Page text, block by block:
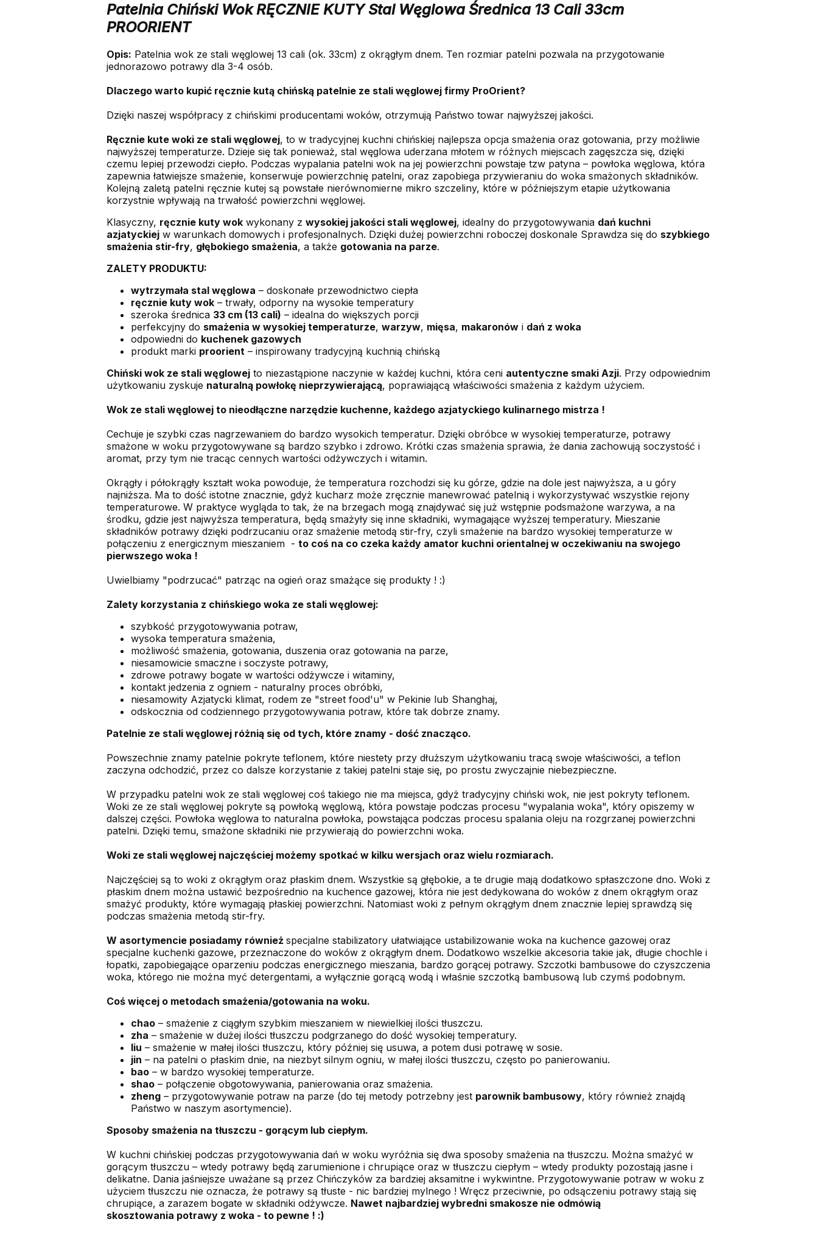
Patelnia Chiński Wok RĘCZNIE KUTY Stal Węglowa Średnica 13 Cali 33cm
PROORIENT
Opis: Patelnia wok ze stali węglowej 13 cali (ok. 33cm) z okrągłym dnem. Ten rozmiar patelni pozwala na przygotowanie
jednorazowo potrawy dla 3-4 osób.
Dlaczego warto kupić ręcznie kutą chińską patelnie ze stali węglowej firmy ProOrient?
Dzięki naszej współpracy z chińskimi producentami woków, otrzymują Państwo towar najwyższej jakości.
Ręcznie kute woki ze stali węglowej, to w tradycyjnej kuchni chińskiej najlepsza opcja smażenia oraz gotowania, przy możliwie
najwyższej temperaturze. Dzieje się tak ponieważ, stal węglowa uderzana młotem w różnych miejscach zagęszcza się, dzięki
czemu lepiej przewodzi ciepło. Podczas wypalania patelni wok na jej powierzchni powstaje tzw patyna – powłoka węglowa, która
zapewnia łatwiejsze smażenie, konserwuje powierzchnię patelni, oraz zapobiega przywieraniu do woka smażonych składników.
Kolejną zaletą patelni ręcznie kutej są powstałe nierównomierne mikro szczeliny, które w późniejszym etapie użytkowania
korzystnie wpływają na trwałość powierzchni węglowej.
Klasyczny, ręcznie kuty wokwykonany z wysokiej jakości stali węglowej, idealny do przygotowywania dań kuchni
azjatyckiejw warunkach domowych i profesjonalnych. Dzięki dużej powierzchni roboczej doskonale Sprawdza się do szybkiego
smażenia stir-fry, głębokiego smażenia, a także gotowania na parze.
ZALETY PRODUKTU:
wytrzymała stal węglowa – doskonałe przewodnictwo ciepła
ręcznie kuty wok– trwały, odporny na wysokie temperatury
szeroka średnica 33 cm (13 cali) – idealna do większych porcji
perfekcyjny do smażenia w wysokiej temperaturze, warzyw, mięsa, makaronówi dań z woka
odpowiedni do kuchenek gazowych
produkt marki proorient– inspirowany tradycyjną kuchnią chińską
Chiński wok ze stali węglowejto niezastąpione naczynie w każdej kuchni, która ceni autentyczne smaki Azji. Przy odpowiednim
użytkowaniu zyskuje naturalną powłokę nieprzywierającą, poprawiającą właściwości smażenia z każdym użyciem.
Wok ze stali węglowej to nieodłączne narzędzie kuchenne, każdego azjatyckiego kulinarnego mistrza !
Cechuje je szybki czas nagrzewaniem do bardzo wysokich temperatur. Dzięki obróbce w wysokiej temperaturze, potrawy
smażone w woku przygotowywane są bardzo szybko i zdrowo. Krótki czas smażenia sprawia, że dania zachowują soczystość i
aromat, przy tym nie tracąc cennych wartości odżywczych i witamin.
Okrągły i półokrągły kształt woka powoduje, że temperatura rozchodzi się ku górze, gdzie na dole jest najwyższa, a u góry
najniższa. Ma to dość istotne znacznie, gdyż kucharz może zręcznie manewrować patelnią i wykorzystywać wszystkie rejony
temperaturowe. W praktyce wygląda to tak, że na brzegach mogą znajdywać się już wstępnie podsmażone warzywa, a na
środku, gdzie jest najwyższa temperatura, będą smażyły się inne składniki, wymagające wyższej temperatury. Mieszanie
składników potrawy dzięki podrzucaniu oraz smażenie metodą stir-fry, czyli smażenie na bardzo wysokiej temperaturze w
połączeniu z energicznym mieszaniem - to coś na co czeka każdy amator kuchni orientalnej w oczekiwaniu na swojego
pierwszego woka !
Uwielbiamy "podrzucać" patrząc na ogień oraz smażące się produkty ! :)
Zalety korzystania z chińskiego woka ze stali węglowej:
szybkość przygotowywania potraw,
wysoka temperatura smażenia,
możliwość smażenia, gotowania, duszenia oraz gotowania na parze,
niesamowicie smaczne i soczyste potrawy,
zdrowe potrawy bogate w wartości odżywcze i witaminy,
kontakt jedzenia z ogniem - naturalny proces obróbki,
niesamowity Azjatycki klimat, rodem ze "street food'u" w Pekinie lub Shanghaj,
odskocznia od codziennego przygotowywania potraw, które tak dobrze znamy.
Patelnie ze stali węglowej różnią się od tych, które znamy - dość znacząco.
Powszechnie znamy patelnie pokryte teflonem, które niestety przy dłuższym użytkowaniu tracą swoje właściwości, a teflon
zaczyna odchodzić, przez co dalsze korzystanie z takiej patelni staje się, po prostu zwyczajnie niebezpieczne.
W przypadku patelni wok ze stali węglowej coś takiego nie ma miejsca, gdyż tradycyjny chiński wok, nie jest pokryty teflonem.
Woki ze ze stali węglowej pokryte są powłoką węglową, która powstaje podczas procesu "wypalania woka", który opiszemy w
dalszej części. Powłoka węglowa to naturalna powłoka, powstająca podczas procesu spalania oleju na rozgrzanej powierzchni
patelni. Dzięki temu, smażone składniki nie przywierają do powierzchni woka.
Woki ze stali węglowej najczęściej możemy spotkać w kilku wersjach oraz wielu rozmiarach.
Najczęściej są to woki z okrągłym oraz płaskim dnem. Wszystkie są głębokie, a te drugie mają dodatkowo spłaszczone dno. Woki z
płaskim dnem można ustawić bezpośrednio na kuchence gazowej, która nie jest dedykowana do woków z dnem okrągłym oraz
smażyć produkty, które wymagają płaskiej powierzchni. Natomiast woki z pełnym okrągłym dnem znacznie lepiej sprawdzą się
podczas smażenia metodą stir-fry.
W asortymencie posiadamy również specjalne stabilizatory ułatwiające ustabilizowanie woka na kuchence gazowej oraz
specjalne kuchenki gazowe, przeznaczone do woków z okrągłym dnem. Dodatkowo wszelkie akcesoria takie jak, długie chochle i
łopatki, zapobiegające oparzeniu podczas energicznego mieszania, bardzo gorącej potrawy. Szczotki bambusowe do czyszczenia
woka, którego nie można myć detergentami, a wyłącznie gorącą wodą i właśnie szczotką bambusową lub czymś podobnym.
Coś więcej o metodach smażenia/gotowania na woku.
chao– smażenie z ciągłym szybkim mieszaniem w niewielkiej ilości tłuszczu.
zha – smażenie w dużej ilości tłuszczu podgrzanego do dość wysokiej temperatury.
liu – smażenie w małej ilości tłuszczu, który później się usuwa, a potem dusi potrawę w sosie.
jin – na patelni o płaskim dnie, na niezbyt silnym ogniu, w małej ilości tłuszczu, często po panierowaniu.
bao– w bardzo wysokiej temperaturze.
shao– połączenie obgotowywania, panierowania oraz smażenia.
zheng– przygotowywanie potraw na parze (do tej metody potrzebny jest parownik bambusowy, który również znajdą
Państwo w naszym asortymencie).
Sposoby smażenia na tłuszczu - gorącym lub ciepłym.
W kuchni chińskiej podczas przygotowywania dań w woku wyróżnia się dwa sposoby smażenia na tłuszczu. Można smażyć w
gorącym tłuszczu – wtedy potrawy będą zarumienione i chrupiące oraz w tłuszczu ciepłym – wtedy produkty pozostają jasne i
delikatne. Dania jaśniejsze uważane są przez Chińczyków za bardziej aksamitne i wykwintne. Przygotowywanie potraw w woku z
użyciem tłuszczu nie oznacza, że potrawy są tłuste - nic bardziej mylnego ! Wręcz przeciwnie, po odsączeniu potrawy stają się
chrupiące, a zarazem bogate w składniki odżywcze. Nawet najbardziej wybredni smakosze nie odmówią
skosztowania potrawy z woka - to pewne ! :)